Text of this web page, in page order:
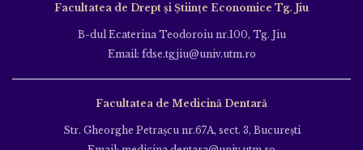
Facultatea de Drept și Științe Economice Tg. Jiu
B-dul Ecaterina Teodoroiu nr.100, Tg. Jiu
Email: fdse.tgjiu@univ.utm.ro
Facultatea de Medicină Dentară
Str. Gheorghe Petraşcu nr.67A, sect. 3, Bucureşti